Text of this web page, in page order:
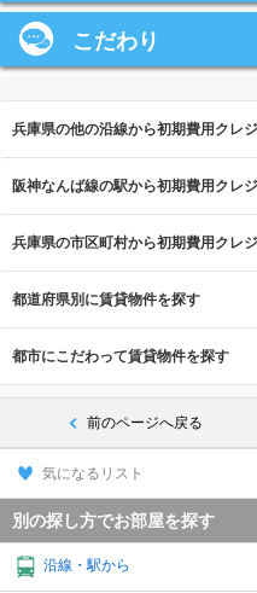
こだわり
兵庫県の他の沿線から初期費用クレ
阪神なんば線の駅から初期費用クレ
兵庫県の市区町村から初期費用クレ
都道府県別に賃貸物件を探す
都市にこだわって賃貸物件を探す
前のページへ戻る
気になるリスト
別の探し方でお部屋を探す
沿線・駅から